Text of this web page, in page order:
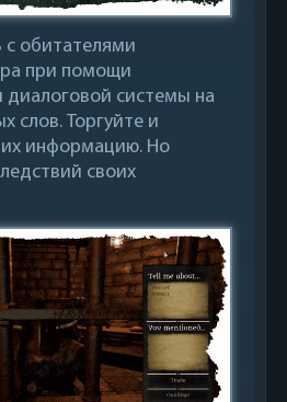
обитателями
при помощи
диалоговой системы на
слов. Торгуйте и
информацию. Но
своих